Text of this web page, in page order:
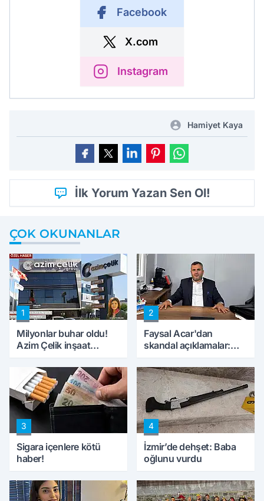
Facebook
X.com
Instagram
Hamiyet Kaya
İlk Yorum Yazan Sen Ol!
ÇOK OKUNANLAR
1
Milyonlar buhar oldu!
Azim Çelik inşaat
konuştu
2
Faysal Acar'dan
skandal açıklamalar:
peynircilerimizi de
kıskaca aldı, müdahale
ettik'
3
Sigara içenlere kötü
haber!
4
İzmir’de dehşet: Baba
oğlunu vurdu